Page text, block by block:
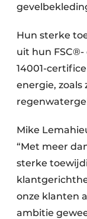
Hun sterke
uit hun FSC®-
14001-
energie, zoals
Mike
“Met meer
sterke
onze klanten
ambitie